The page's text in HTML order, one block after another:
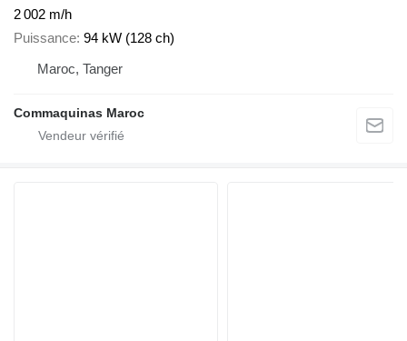
2 002 m/h
Puissance 94 kW (128 ch)
Maroc, Tanger
Commaquinas Maroc